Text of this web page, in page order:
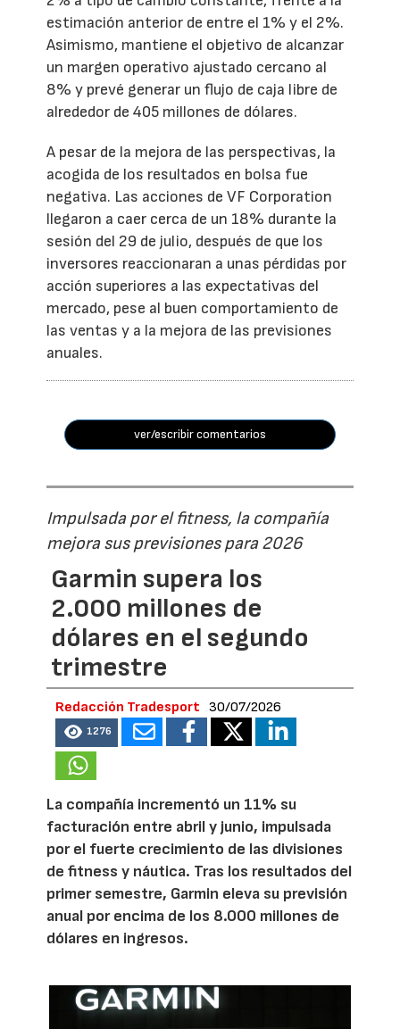
estimación anterior de entre el 1% y el 2%.
Asimismo, mantiene el objetivo de alcanzar
un margen operativo ajustado cercano al
8% y prevé generar un flujo de caja libre de
alrededor de 405 millones de dólares.
A pesar de la mejora de las perspectivas, la
acogida de los resultados en bolsa fue
negativa. Las acciones de VF Corporation
llegaron a caer cerca de un 18% durante la
sesión del 29 de julio, después de que los
inversores reaccionaran a unas pérdidas por
acción superiores a las expectativas del
mercado, pese al buen comportamiento de
las ventas y a la mejora de las previsiones
anuales.
ver/escribir comentarios
Impulsada por el fitness, la compañía
mejora sus previsiones para 2026
Garmin supera los
2.000 millones de
dólares en el segundo
trimestre
Redacción Tradesport 30/07/2026
1276
La compañía incrementó un 11% su
facturación entre abril y junio, impulsada
por el fuerte crecimiento de las divisiones
de fitness y náutica. Tras los resultados del
primer semestre, Garmin eleva su previsión
anual por encima de los 8.000 millones de
dólares en ingresos.